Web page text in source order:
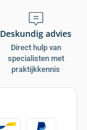
Deskundig advies
Direct hulp van
specialisten met
praktijkkennis